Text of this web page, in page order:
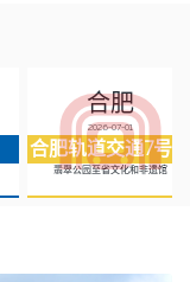
合肥
2026-07-01
合肥轨道交通7号线
翡翠公园至省文化和非遗馆